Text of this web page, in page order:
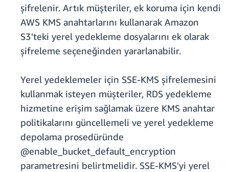
şifrelenir. Artık müşteriler, ek koruma için kendi
AWS KMS anahtarlarını kullanarak Amazon
S3'teki yerel yedekleme dosyalarını ek olarak
şifreleme seçeneğinden yararlanabilir.
Yerel yedeklemeler için SSE-KMS şifrelemesini
kullanmak isteyen müşteriler, RDS yedekleme
hizmetine erişim sağlamak üzere KMS anahtar
politikalarını güncellemeli ve yerel yedekleme
depolama prosedüründe
@enable_bucket_default_encryption
parametresini belirtmelidir. SSE-KMS'yi yerel